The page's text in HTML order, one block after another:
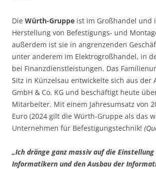
Die Würth-Gruppe ist im Großhandel und
Herstellung von Befestigungs- und
außerdem ist sie in angrenzenden
unter anderem im Elektrogroßhandel, in
bei Finanzdienstleistungen. Das
Sitz in Künzelsau entwickelte sich aus der
GmbH & Co. KG und beschäftigt heute
Mitarbeiter. Mit einem Jahresumsatz von
Euro (2024 gilt die Würth-Gruppe als das
Unternehmen für Befestigungstechnik!
„Ich dränge ganz massiv auf die Einstellung
Informatikern und den Ausbau der